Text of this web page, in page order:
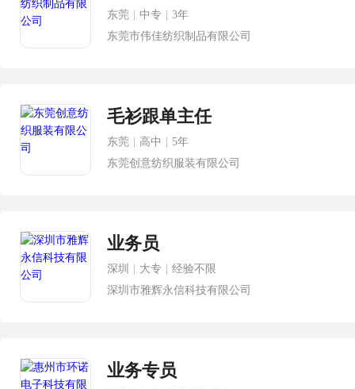
东莞 中专
3年
东莞市伟佳纺织制品有限公司
毛衫跟单主任
东莞 高中
5年
东莞创意纺织服装有限公司
业务员
深圳 大专
经验不限
深圳市雅辉永信科技有限公司
业务专员